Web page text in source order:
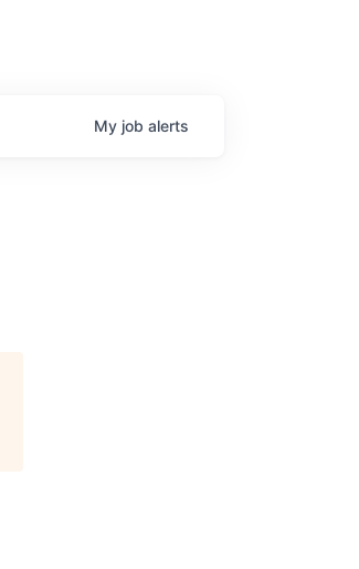
My job alerts